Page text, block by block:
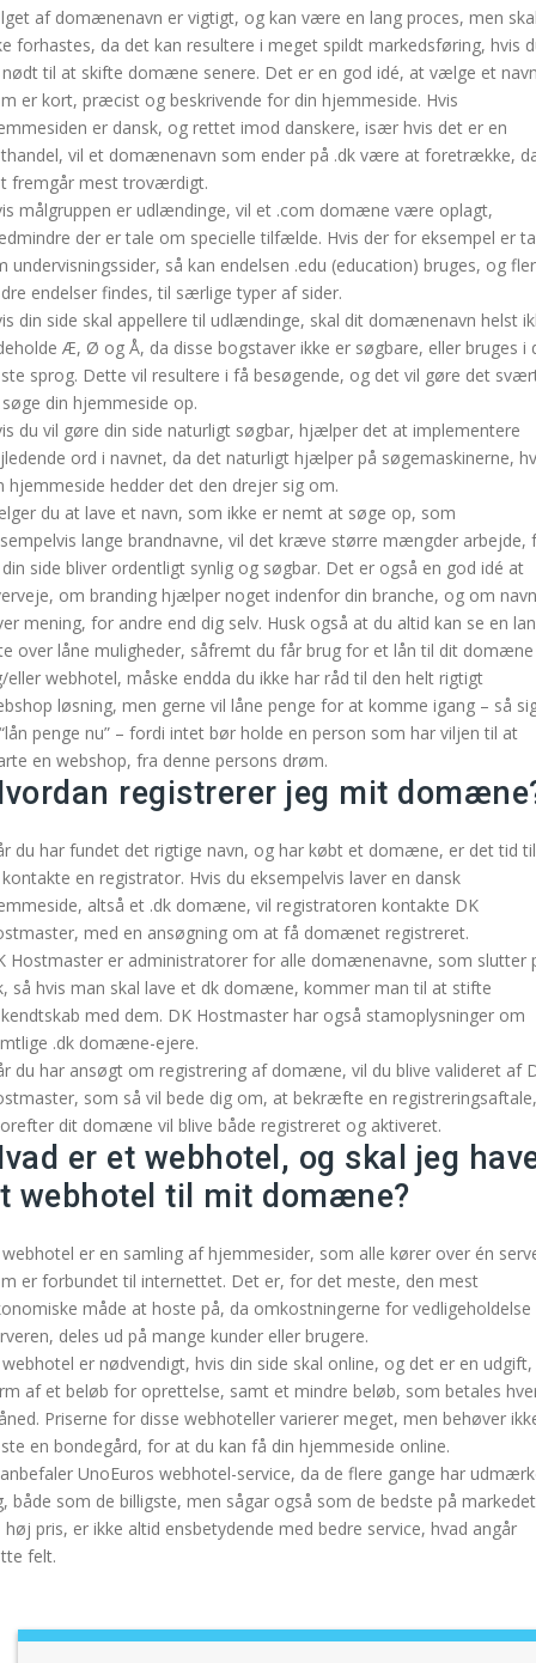
af domænenavn er vigtigt, og kan være en lang proces, men
forhastes, da det kan resultere i meget spildt markedsføring, hvis
til at skifte domæne senere. Det er en god idé, at vælge et
er kort, præcist og beskrivende for din hjemmeside. Hvis
er dansk, og rettet imod danskere, især hvis det er en
vil et domænenavn som ender på .dk være at foretrække,
fremgår mest troværdigt.
målgruppen er udlændinge, vil et .com domæne være oplagt,
der er tale om specielle tilfælde. Hvis der for eksempel er
undervisningssider, så kan endelsen .edu (education) bruges, og
endelser findes, til særlige typer af sider.
din side skal appellere til udlændinge, skal dit domænenavn helst
Æ, Ø og Å, da disse bogstaver ikke er søgbare, eller bruges i
sprog. Dette vil resultere i få besøgende, og det vil gøre det
din hjemmeside op.
du vil gøre din side naturligt søgbar, hjælper det at implementere
ord i navnet, da det naturligt hjælper på søgemaskinerne,
hjemmeside hedder det den drejer sig om.
du at lave et navn, som ikke er nemt at søge op, som
lange brandnavne, vil det kræve større mængder arbejde,
side bliver ordentligt synlig og søgbar. Det er også en god idé at
om branding hjælper noget indenfor din branche, og om
mening, for andre end dig selv. Husk også at du altid kan se en
over låne muligheder, såfremt du får brug for et lån til dit domæne
eller webhotel, måske endda du ikke har råd til den helt rigtigt
løsning, men gerne vil låne penge for at komme igang – så
penge nu” – fordi intet bør holde en person som har viljen til at
en webshop, fra denne persons drøm.
registrerer jeg mit
du har fundet det rigtige navn, og har købt et domæne, er det tid til
en registrator. Hvis du eksempelvis laver en dansk
altså et .dk domæne, vil registratoren kontakte DK
med en ansøgning om at få domænet registreret.
Hostmaster er administratorer for alle domænenavne, som slutter
så hvis man skal lave et dk domæne, kommer man til at stifte
med dem. DK Hostmaster har også stamoplysninger om
.dk domæne-ejere.
du har ansøgt om registrering af domæne, vil du blive valideret af
som så vil bede dig om, at bekræfte en registreringsaftale,
dit domæne vil blive både registreret og aktiveret.
er et webhotel, og skal jeg
webhotel til mit domæne?
er en samling af hjemmesider, som alle kører over én
er forbundet til internettet. Det er, for det meste, den mest
måde at hoste på, da omkostningerne for vedligeholdelse
deles ud på mange kunder eller brugere.
er nødvendigt, hvis din side skal online, og det er en udgift,
af et beløb for oprettelse, samt et mindre beløb, som betales
Priserne for disse webhoteller varierer meget, men behøver
en bondegård, for at du kan få din hjemmeside online.
UnoEuros webhotel-service, da de flere gange har
både som de billigste, men sågar også som de bedste på
høj pris, er ikke altid ensbetydende med bedre service, hvad angår
felt.